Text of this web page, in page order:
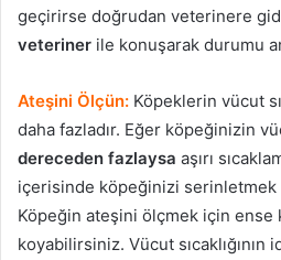
geçirirse doğrudan veterinere
veteriner ile konuşarak durumu
Ateşini Ölçün: Köpeklerin vücut
daha fazladır. Eğer köpeğinizin
dereceden fazlaysa aşırı
içerisinde köpeğinizi
Köpeğin ateşini ölçmek için ense
koyabilirsiniz. Vücut sıcaklığının